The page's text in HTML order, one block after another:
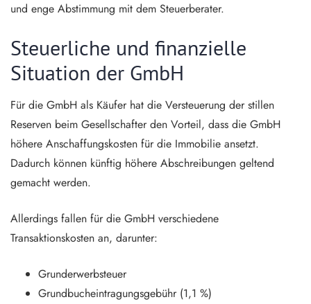
und enge Abstimmung mit dem Steuerberater.
Steuerliche und finanzielle
Situation der GmbH
Für die GmbH als Käufer hat die Versteuerung der stillen
Reserven beim Gesellschafter den Vorteil, dass die GmbH
höhere Anschaffungskosten für die Immobilie ansetzt.
Dadurch können künftig höhere Abschreibungen geltend
gemacht werden.
Allerdings fallen für die GmbH verschiedene
Transaktionskosten an, darunter:
Grunderwerbsteuer
Grundbucheintragungsgebühr (1,1 %)